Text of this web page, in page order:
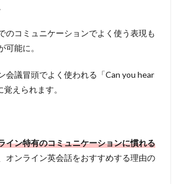
のコミュニケーションでよく使う表現も
可能に。
会議冒頭でよく使われる「Can you hear
えられます。
イン特有のコミュニケーションに慣れる
オンライン英会話をおすすめする理由の